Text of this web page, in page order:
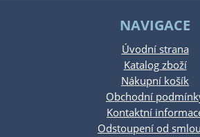
NAVIGACE
Úvodní strana
Katalog zboží
Nákupní košík
Obchodní
Kontaktní
Odstoupení od